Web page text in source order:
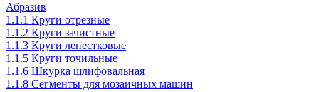
Абразив
1.1.1 Круги отрезные
1.1.2 Круги зачистные
1.1.3 Круги лепестковые
1.1.5 Круги точильные
1.1.6 Шкурка шлифовальная
1.1.8 Сегменты для мозаичных машин